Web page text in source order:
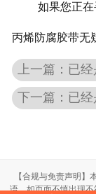
如果您正
丙烯防腐胶带无
上一篇：已
下一篇：已经
【合规与免责声明】
语。如页面不慎出现不